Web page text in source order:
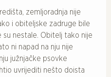
zemljoradnja nije
i obiteljske zadruge bile
su nestale. Obitelj tako nije
ni napad na nju nije
južnjačke psovke
uvrijediti nešto doista